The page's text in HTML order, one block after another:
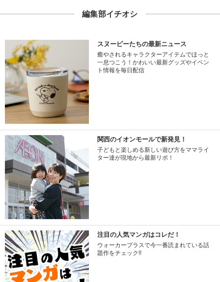
編集部イチオシ
スヌーピーたちの最新ニュース
癒やされるキャラクターアイテムでほっと
一息つこう！かわいい最新グッズやイベン
ト情報を毎日配信
関西のイオンモールで新発見！
子どもと楽しめる新しい遊び方をママライ
ター達が現地から最新リポ！
注目の人気マンガはコレだ！
ウォーカープラスで今一番読まれている話
題作をチェック!!